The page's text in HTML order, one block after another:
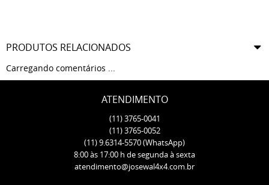
PRODUTOS RELACIONADOS
Carregando comentários ...
ATENDIMENTO
(11)3765-0041
(11)3765-0052
(11)9.6314-5570(WhatsApp)
8:00 às 17:00 h de segunda à sexta
atendimento@josewal4x4.com.br